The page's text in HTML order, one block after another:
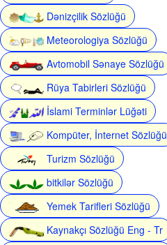
Dənizçilik Sözlüğü
Meteorologiya Sözlüğü
Avtomobil Sənaye Sözlüğü
Rüya Tabirleri Sözlüğü
İslami Terminlər Lüğəti
Kompüter, İnternet Sözlüğü
Turizm Sözlüğü
bitkilər Sözlüğü
Yemek Tarifleri Sözlüğü
Kaynakçı Sözlüğü Eng - Tr